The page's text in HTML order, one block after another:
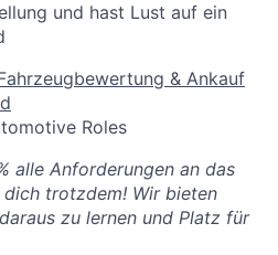
und hast Lust auf ein
& Ankauf
Roles
alle Anforderungen an das
trotzdem! Wir bieten
zu lernen und Platz für